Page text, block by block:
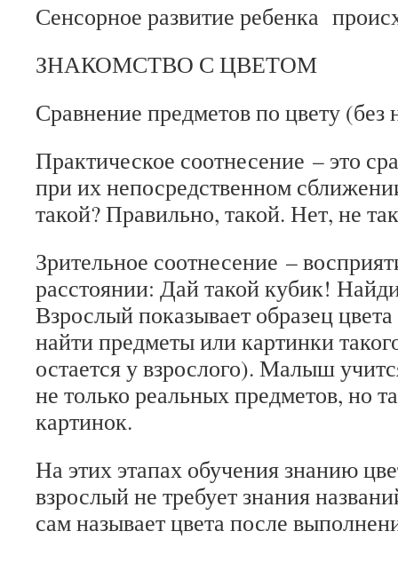
Сенсорное развитие ребенка
ЗНАКОМСТВО С ЦВЕТОМ
Сравнение предметов по цвету (без
Практическое соотнесение – это
при их непосредственном
такой? Правильно, такой. Нет, не
Зрительное соотнесение –
расстоянии: Дай такой кубик!
Взрослый показывает образец
найти предметы или картинки
остается у взрослого). Малыш
не только реальных предметов, но
картинок.
На этих этапах обучения знанию
взрослый не требует знания
сам называет цвета после